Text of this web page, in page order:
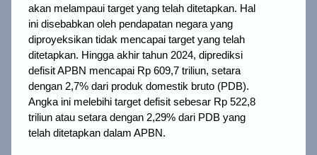
akan melampaui target yang telah ditetapkan. Hal
ini disebabkan oleh pendapatan negara yang
diproyeksikan tidak mencapai target yang telah
ditetapkan. Hingga akhir tahun 2024, diprediksi
defisit APBN mencapai Rp 609,7 triliun, setara
dengan 2,7% dari produk domestik bruto (PDB).
Angka ini melebihi target defisit sebesar Rp 522,8
triliun atau setara dengan 2,29% dari PDB yang
telah ditetapkan dalam APBN.